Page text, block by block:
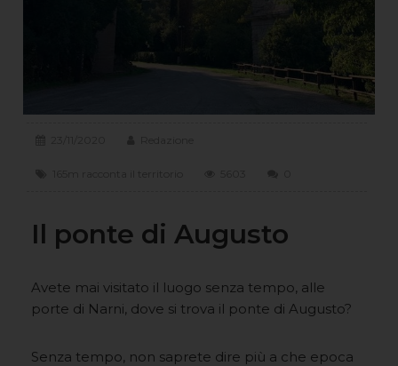
Il ponte di Augusto
Avete mai visitato il luogo senza tempo, alle
porte di Narni, dove si trova il ponte di Augusto?
Senza tempo, non saprete dire più a che epoca